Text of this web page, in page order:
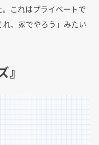
これはプライベートで
、家でやろう」みたい
』